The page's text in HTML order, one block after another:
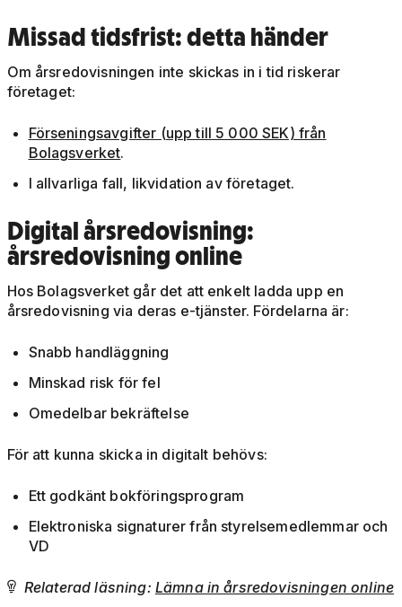
Missad tidsfrist: detta händer
Om årsredovisningen inte skickas in i tid riskerar
företaget:
Förseningsavgifter (upp till 5 000 SEK) från
Bolagsverket.
I allvarliga fall, likvidation av företaget.
Digital årsredovisning:
årsredovisning online
Hos Bolagsverket går det att enkelt ladda upp en
årsredovisning via deras e-tjänster. Fördelarna är:
Snabb handläggning
Minskad risk för fel
Omedelbar bekräftelse
För att kunna skicka in digitalt behövs:
Ett godkänt bokföringsprogram
Elektroniska signaturer från styrelsemedlemmar och
VD
 Relaterad läsning: Lämna in årsredovisningen online